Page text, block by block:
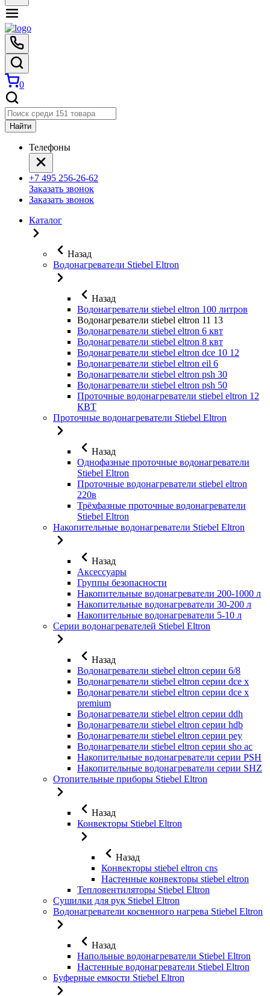
0
Найти
Телефоны
+7 495 256-26-62
Заказать звонок
Заказать звонок
Каталог
Назад
Водонагреватели Stiebel Eltron
Назад
Водонагреватели stiebel eltron 100 литров
Водонагреватели stiebel eltron 11 13
Водонагреватели stiebel eltron 6 квт
Водонагреватели stiebel eltron 8 квт
Водонагреватели stiebel eltron dce 10 12
Водонагреватели stiebel eltron eil 6
Водонагреватели stiebel eltron psh 30
Водонагреватели stiebel eltron psh 50
Проточные водонагреватели stiebel eltron 12
КВТ
Проточные водонагреватели Stiebel Eltron
Назад
Однофазные проточные водонагреватели
Stiebel Eltron
Проточные водонагреватели stiebel eltron
220в
Трёхфазные проточные водонагреватели
Stiebel Eltron
Накопительные водонагреватели Stiebel Eltron
Назад
Аксессуары
Группы безопасности
Накопительные водонагреватели 200-1000 л
Накопительные водонагреватели 30-200 л
Накопительные водонагреватели 5-10 л
Серии водонагревателей Stiebel Eltron
Назад
Водонагреватели stiebel eltron серии 6/8
Водонагреватели stiebel eltron серии dce x
Водонагреватели stiebel eltron серии dce x
premium
Водонагреватели stiebel eltron серии ddh
Водонагреватели stiebel eltron серии hdb
Водонагреватели stiebel eltron серии pey
Водонагреватели stiebel eltron серии sho ac
Накопительные водонагреватели серии PSH
Накопительные водонагреватели серии SHZ
Отопительные приборы Stiebel Eltron
Назад
Конвекторы Stiebel Eltron
Назад
Конвекторы stiebel eltron cns
Настенные конвекторы stiebel eltron
Тепловентиляторы Stiebel Eltron
Сушилки для рук Stiebel Eltron
Водонагреватели косвенного нагрева Stiebel Eltron
Назад
Напольные водонагреватели Stiebel Eltron
Настенные водонагреватели Stiebel Eltron
Буферные емкости Stiebel Eltron